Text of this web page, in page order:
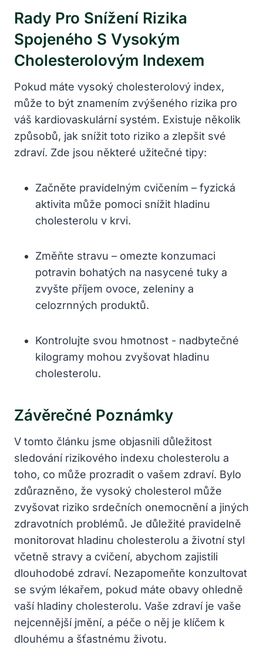
Rady Pro ⁣snížení Rizika
Spojeného S Vysokým‌
Cholesterolovým Indexem
Pokud máte vysoký cholesterolový index,
může to být znamením zvýšeného rizika pro
váš‍ kardiovaskulární systém. Existuje několik
způsobů, jak‍ snížit toto riziko a zlepšit své
zdraví. Zde jsou některé užitečné tipy:
Začněte pravidelným cvičením – fyzická⁣
aktivita může pomoci ⁣snížit hladinu⁢
cholesterolu v ⁣krvi.
Změňte stravu – omezte konzumaci
potravin bohatých na nasycené tuky a
zvyšte příjem ovoce, zeleniny a
celozrnných ‌produktů.
Kontrolujte svou hmotnost -⁢ nadbytečné
kilogramy mohou zvyšovat hladinu
cholesterolu.
Závěrečné Poznámky
V tomto článku jsme objasnili důležitost
‌sledování ⁤rizikového indexu cholesterolu a
toho, co může prozradit o vašem zdraví. Bylo
zdůrazněno, že vysoký‍ cholesterol může
zvyšovat riziko srdečních onemocnění a jiných
zdravotních problémů. Je důležité pravidelně‍
monitorovat⁣ hladinu cholesterolu ⁢a životní styl
včetně stravy a cvičení, abychom zajistili
dlouhodobé zdraví. Nezapomeňte konzultovat
se svým lékařem, pokud máte obavy⁢ ohledně
vaší hladiny cholesterolu. ⁣Vaše zdraví je vaše
nejcennější jmění, a péče o⁣ něj je ⁣klíčem k
dlouhému a ‍šťastnému životu.